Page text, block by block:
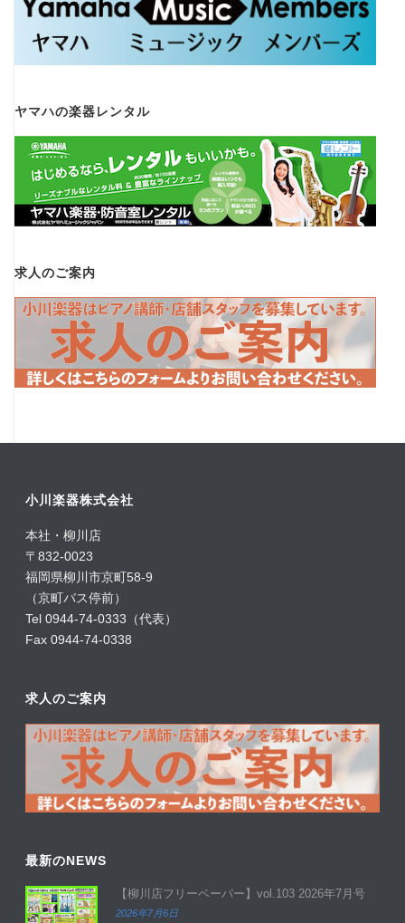
ヤマハの楽器レンタル
求人のご案内
小川楽器株式会社
本社・柳川店
〒832-0023
福岡県柳川市京町58-9
（京町バス停前）
Tel 0944-74-0333（代表）
Fax 0944-74-0338
求人のご案内
最新のNEWS
【柳川店フリーペーパー】vol.103 2026年7月号
2026年7月6日